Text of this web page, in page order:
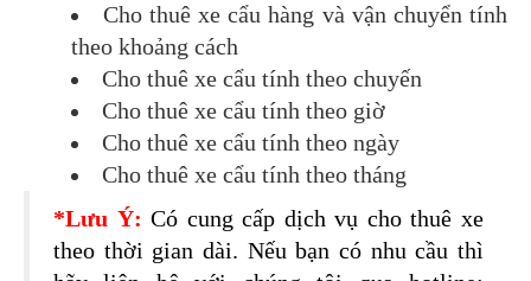
Cho thuê xe cẩu hàng và vận chuyển tính
theo khoảng cách
Cho thuê xe cẩu tính theo chuyến
Cho thuê xe cẩu tính theo giờ
Cho thuê xe cẩu tính theo ngày
Cho thuê xe cẩu tính theo tháng
*Lưu Ý: Có cung cấp dịch vụ cho thuê xe
theo thời gian dài. Nếu bạn có nhu cầu thì